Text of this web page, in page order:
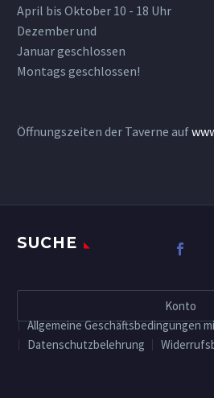
April bis Oktober 10 - 18 Uhr
Dezember und
Januar geschlossen
Montags geschlossen!
Öffnungszeiten der Taverne auf
SUCHE
Konto
Allgemeine Geschäftsbedingungen
Datenschutzbelehrung